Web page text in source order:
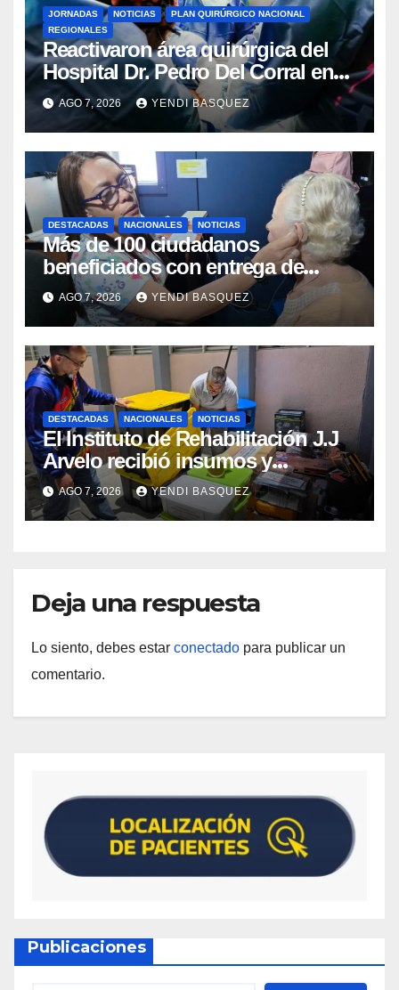
JORNADAS NOTICIAS
PLAN QUIRÚRGICO NACIONAL
REGIONALES
Reactivaron área quirúrgica del
Hospital Dr. Pedro Del Corral en
Guárico
AGO 7, 2026 YENDI BASQUEZ
DESTACADAS NACIONALES NOTICIAS
Más de 100 ciudadanos
beneficiados con entrega de
prótesis auditivas en el Centro de
Rehabilitación J.J. Arvelo
AGO 7, 2026 YENDI BASQUEZ
DESTACADAS NACIONALES NOTICIAS
El Instituto de Rehabilitación J.J
Arvelo recibió insumos y
herramientas para la atención de
personas con discapacidad
AGO 7, 2026 YENDI BASQUEZ
Deja una respuesta
Lo siento, debes estar conectado para publicar un
comentario.
Publicaciones